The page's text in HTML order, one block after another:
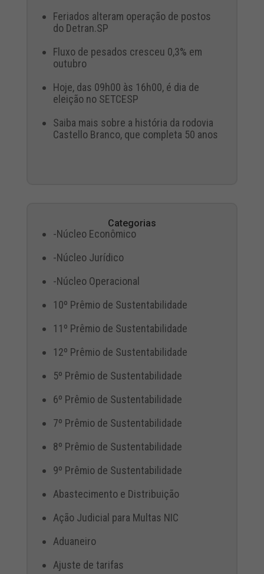
Feriados alteram operação de postos
do Detran.SP
Fluxo de pesados cresceu 0,3% em
outubro
Hoje, das 09h00 às 16h00, é dia de
eleição no SETCESP
Saiba mais sobre a história da rodovia
Castello Branco, que completa 50 anos
Categorias
-Núcleo Econômico
-Núcleo Jurídico
-Núcleo Operacional
10º Prêmio de Sustentabilidade
11º Prêmio de Sustentabilidade
12º Prêmio de Sustentabilidade
5º Prêmio de Sustentabilidade
6º Prêmio de Sustentabilidade
7º Prêmio de Sustentabilidade
8º Prêmio de Sustentabilidade
9º Prêmio de Sustentabilidade
Abastecimento e Distribuição
Ação Judicial para Multas NIC
Aduaneiro
Ajuste de tarifas